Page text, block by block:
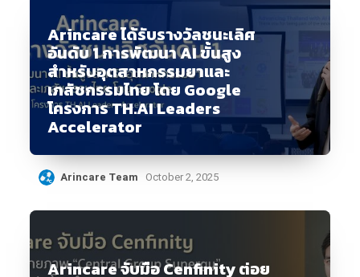
Arincare ได้รับรางวัลชนะเลิศ
อันดับ 1 การพัฒนา AI ขั้นสูง
สำหรับอุตสาหกรรมยาและ
เภสัชกรรมไทย โดย Google
โครงการ TH.AI Leaders
Accelerator
Arincare Team October 2, 2025
Arincare จับมือ Cenfinity ต่อย